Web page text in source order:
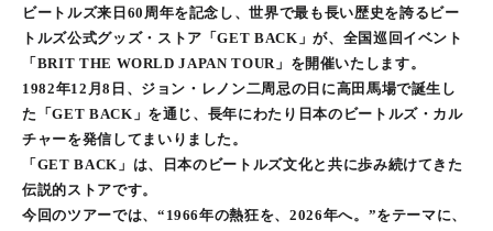
ビートルズ来日60周年を記念し、世界で最も長い歴史を誇るビー
トルズ公式グッズ・ストア「GET BACK」が、全国巡回イベント
「BRIT THE WORLD JAPAN TOUR」を開催いたします。
1982年12月8日、ジョン・レノン二周忌の日に高田馬場で誕生し
た「GET BACK」を通じ、長年にわたり日本のビートルズ・カル
チャーを発信してまいりました。
「GET BACK」は、日本のビートルズ文化と共に歩み続けてきた
伝説的ストアです。
今回のツアーでは、“1966年の熱狂を、2026年へ。”をテーマに、